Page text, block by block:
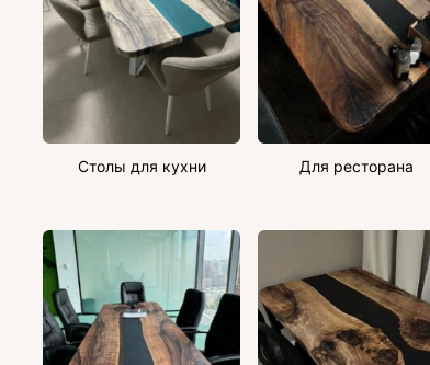
Столы для кухни Для ресторана